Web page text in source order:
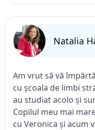
Natalia
Am vrut să vă
cu școala de limbi
au studiat acolo și
Copilul meu mai
cu Veronica și acum